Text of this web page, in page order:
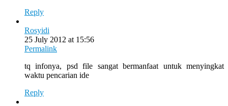
Reply
Rosyidi
25 July 2012 at 15:56
Permalink
tq infonya, psd file sangat bermanfaat untuk menyingkat
waktu pencarian ide
Reply